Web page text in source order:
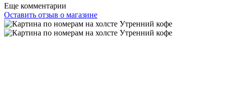
Еще комментарии
Оставить отзыв о магазине